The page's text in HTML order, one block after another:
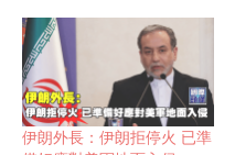
伊朗外長：伊朗拒停火 已準